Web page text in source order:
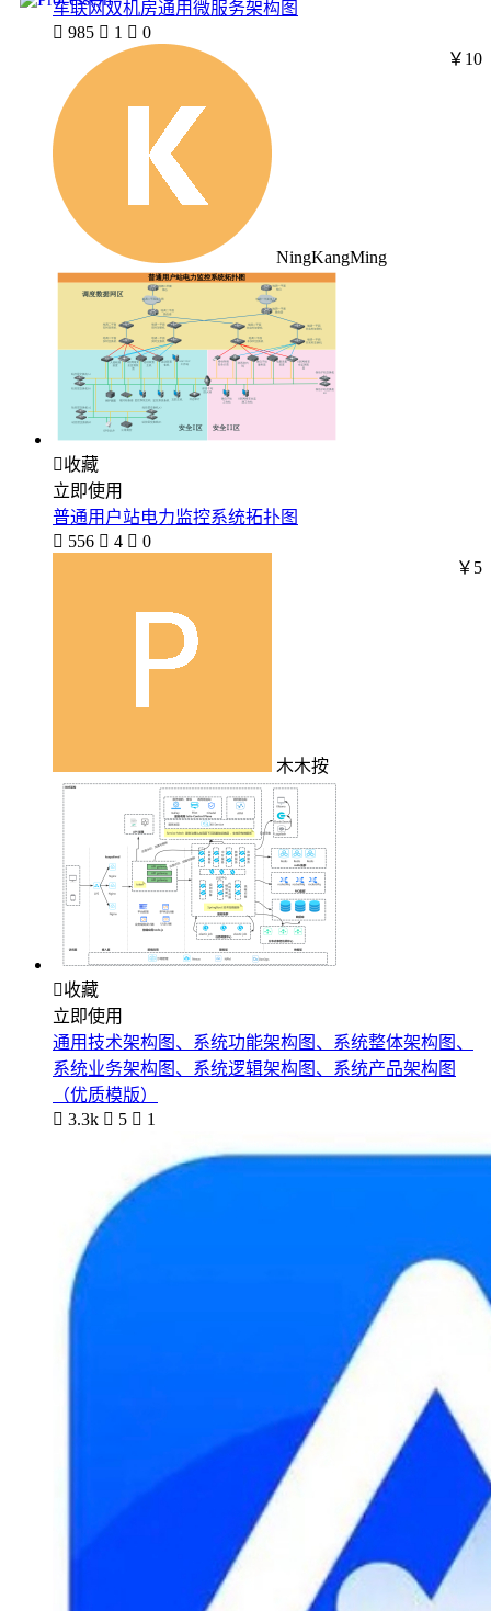
车联网双机房通用微服务架构图
 985  1  0
NingKangMing
￥10
收藏
立即使用
普通用户站电力监控系统拓扑图
 556  4  0
木木按
￥5
收藏
立即使用
通用技术架构图、系统功能架构图、系统整体架构图、
系统业务架构图、系统逻辑架构图、系统产品架构图
（优质模版）
 3.3k  5  1